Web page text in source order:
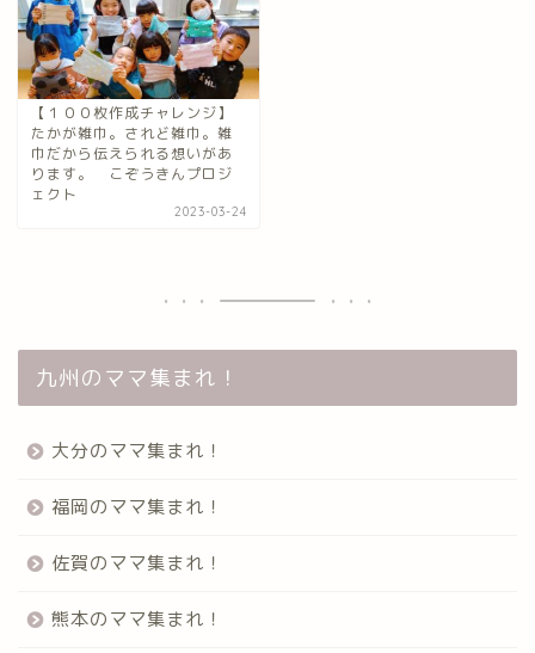
【１００枚作成チャレンジ】
たかが雑巾。されど雑巾。雑
巾だから伝えられる想いがあ
ります。 こぞうきんプロジ
ェクト
2023-03-24
九州のママ集まれ！
大分のママ集まれ！
福岡のママ集まれ！
佐賀のママ集まれ！
熊本のママ集まれ！